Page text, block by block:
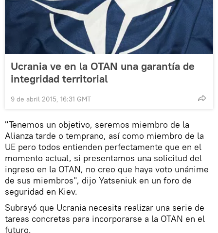
Ucrania ve en la OTAN una garantía de
integridad territorial
9 de abril 2015, 16:31 GMT
"Tenemos un objetivo, seremos miembro de la
Alianza tarde o temprano, así como miembro de la
UE pero todos entienden perfectamente que en el
momento actual, si presentamos una solicitud del
ingreso en la OTAN, no creo que haya voto unánime
de sus miembros", dijo Yatseniuk en un foro de
seguridad en Kiev.
Subrayó que Ucrania necesita realizar una serie de
tareas concretas para incorporarse a la OTAN en el
futuro.